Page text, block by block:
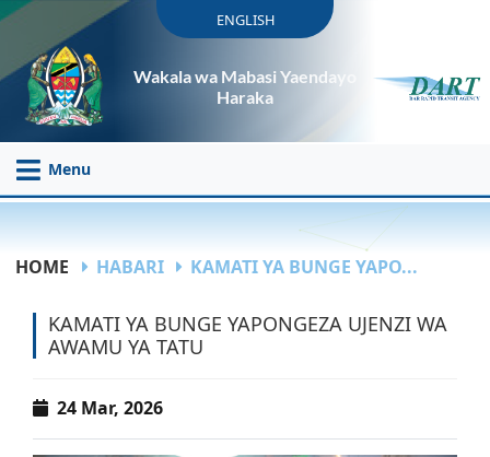
ENGLISH
Wakala wa Mabasi Yaendayo
Haraka
Menu
HOME HABARI KAMATI YA BUNGE YAPO...
KAMATI YA BUNGE YAPONGEZA UJENZI WA
AWAMU YA TATU
24 Mar, 2026